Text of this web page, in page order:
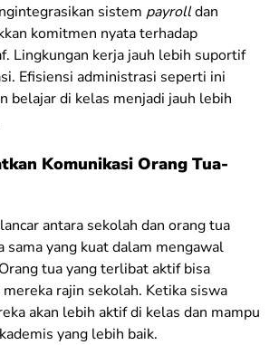
sistem payrolldan
komitmen nyata terhadap
Lingkungan kerja jauh lebih suportif
Efisiensi administrasi seperti ini
belajar di kelas menjadi jauh lebih
Komunikasi Orang Tua-
antara sekolah dan orang tua
sama yang kuat dalam mengawal
tua yang terlibat aktif bisa
rajin sekolah. Ketika siswa
akan lebih aktif di kelas dan mampu
yang lebih baik.